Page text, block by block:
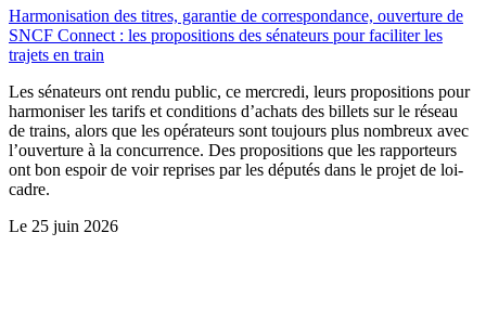
Harmonisation des titres, garantie de correspondance, ouverture de
SNCF Connect : les propositions des sénateurs pour faciliter les
trajets en train
Les sénateurs ont rendu public, ce mercredi, leurs propositions pour
harmoniser les tarifs et conditions d’achats des billets sur le réseau
de trains, alors que les opérateurs sont toujours plus nombreux avec
l’ouverture à la concurrence. Des propositions que les rapporteurs
ont bon espoir de voir reprises par les députés dans le projet de loi-
cadre.
Le 25 juin 2026